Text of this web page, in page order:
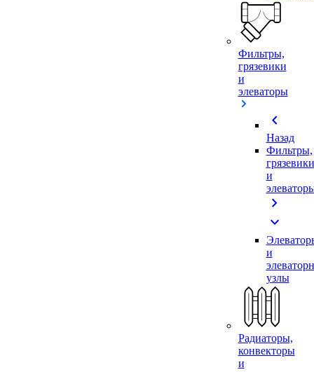
Фильтры,
грязевики
и
элеваторы
chevron_left
Назад
Фильтры,
грязевики
и
chevron_right
expand_more
и
узлы
Радиаторы,
конвекторы
и